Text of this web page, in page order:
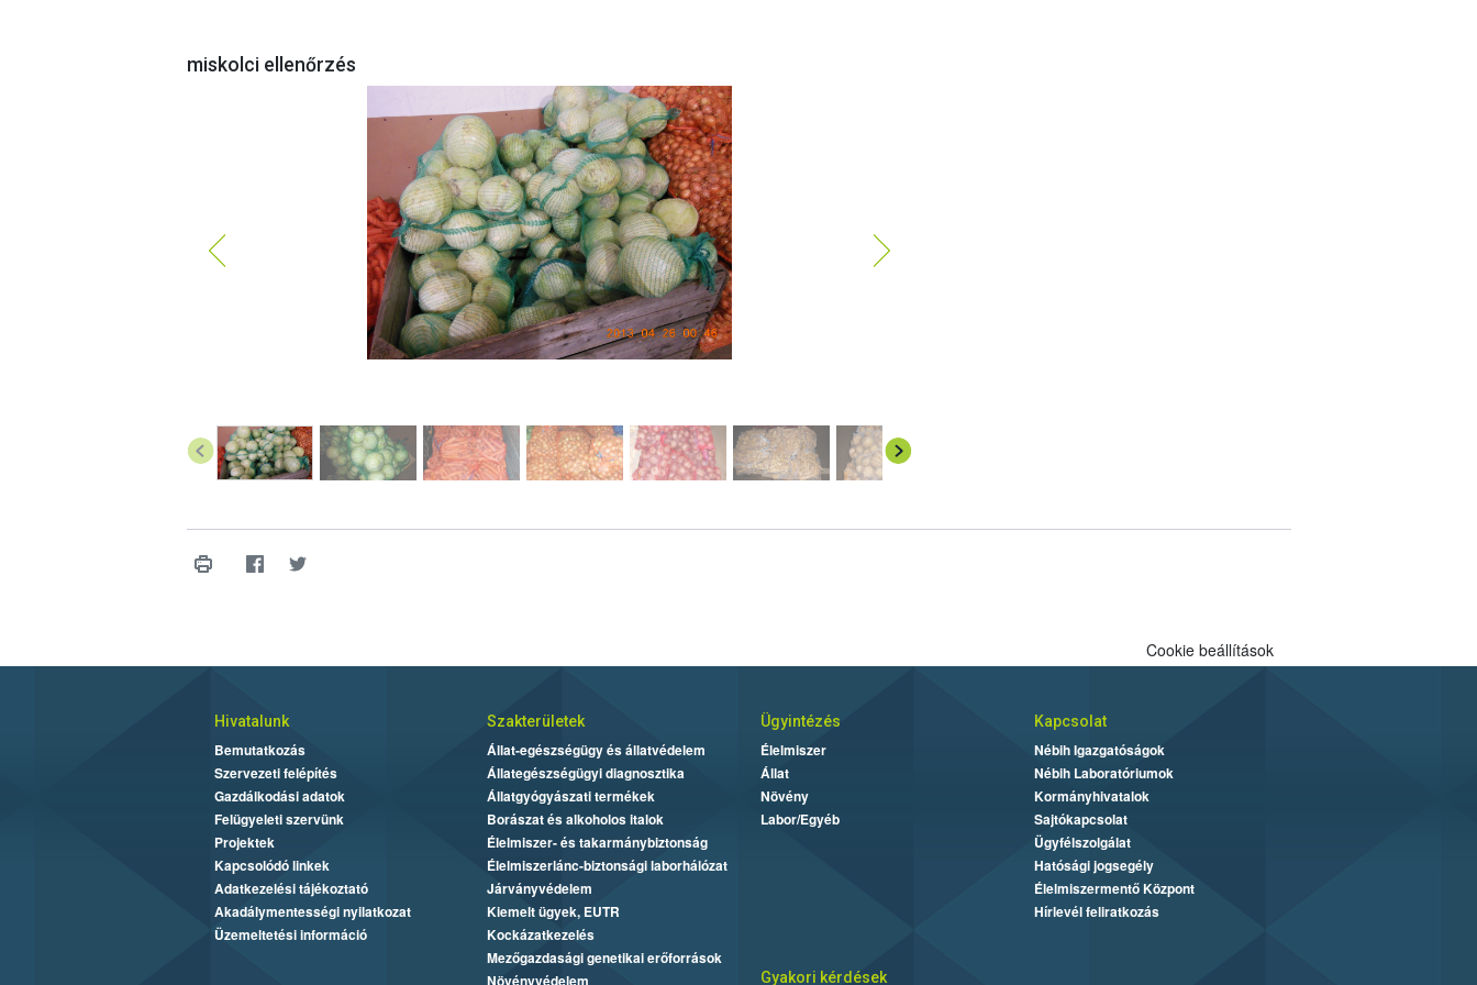
miskolci ellenőrzés
Cookie beállítások
Hivatalunk
Bemutatkozás
Szervezeti felépítés
Gazdálkodási adatok
Felügyeleti szervünk
Projektek
Kapcsolódó linkek
Adatkezelési tájékoztató
Akadálymentességi nyilatkozat
Üzemeltetési információ
Szakterületek
Állat-egészségügy és állatvédelem
Állategészségügyi diagnosztika
Állatgyógyászati termékek
Borászat és alkoholos italok
Élelmiszer- és takarmánybiztonság
Élelmiszerlánc-biztonsági laborhálózat
Járványvédelem
Kiemelt ügyek, EUTR
Kockázatkezelés
Mezőgazdasági genetikai erőforrások
Növényvédelem
Ügyintézés
Élelmiszer
Állat
Növény
Labor/Egyéb
Kapcsolat
Nébih Igazgatóságok
Nébih Laboratóriumok
Kormányhivatalok
Sajtókapcsolat
Ügyfélszolgálat
Hatósági jogsegély
Élelmiszermentő Központ
Hírlevél feliratkozás
Gyakori kérdések